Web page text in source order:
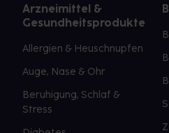
Arzneimittel &
Gesundheitsprodukte
Allergien & Heuschnupfen
Auge, Nase & Ohr
Beruhigung, Schlaf &
Stress